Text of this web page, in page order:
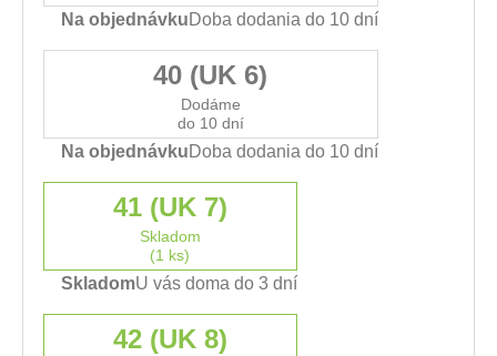
Na objednávkuDoba dodania do 10 dní
40 (UK 6)
Dodáme
do 10 dní
Na objednávkuDoba dodania do 10 dní
41 (UK 7)
Skladom
(1 ks)
SkladomU vás doma do 3 dní
42 (UK 8)